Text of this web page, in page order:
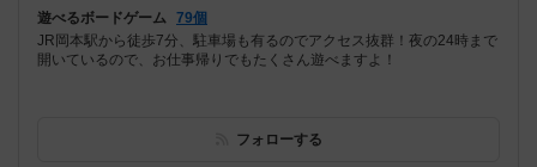
遊べるボードゲーム 79個
JR岡本駅から徒歩7分、駐車場も有るのでアクセス抜群！夜の24時まで
開いているので、お仕事帰りでもたくさん遊べますよ！
フォローする